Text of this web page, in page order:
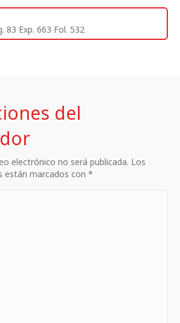
83 Exp. 663 Fol. 532
del
electrónico no será publicada. Los
están marcados con *